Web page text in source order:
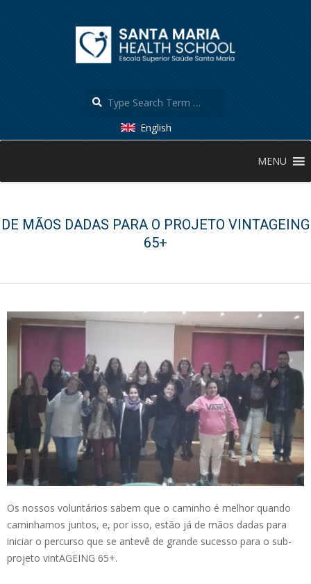
English
Menu
MENU
DE MÃOS DADAS PARA O PROJETO VINTAGEING
65+
Os nossos voluntários sabem que o caminho é melhor quando
caminhamos juntos, e, por isso, estão já de mãos dadas para
iniciar o percurso que se antevê de grande sucesso para o sub-
projeto vintAGEING 65+.